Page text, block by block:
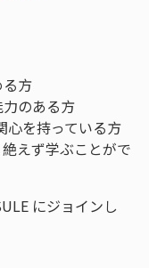
方
のある方
心を持っている方
えず学ぶことがで
にジョインし